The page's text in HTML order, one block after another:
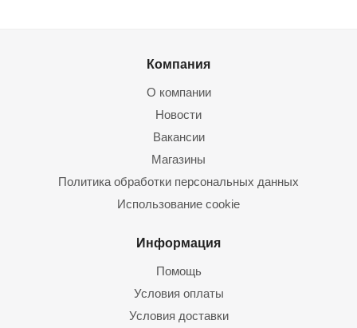
Компания
О компании
Новости
Вакансии
Магазины
Политика обработки персональных данных
Использование cookie
Информация
Помощь
Условия оплаты
Условия доставки